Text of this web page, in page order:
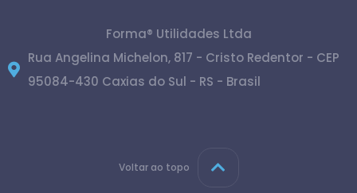
Forma® Utilidades Ltda
Rua Angelina Michelon, 817 - Cristo Redentor - CEP
95084-430 Caxias do Sul - RS - Brasil
Voltar ao topo